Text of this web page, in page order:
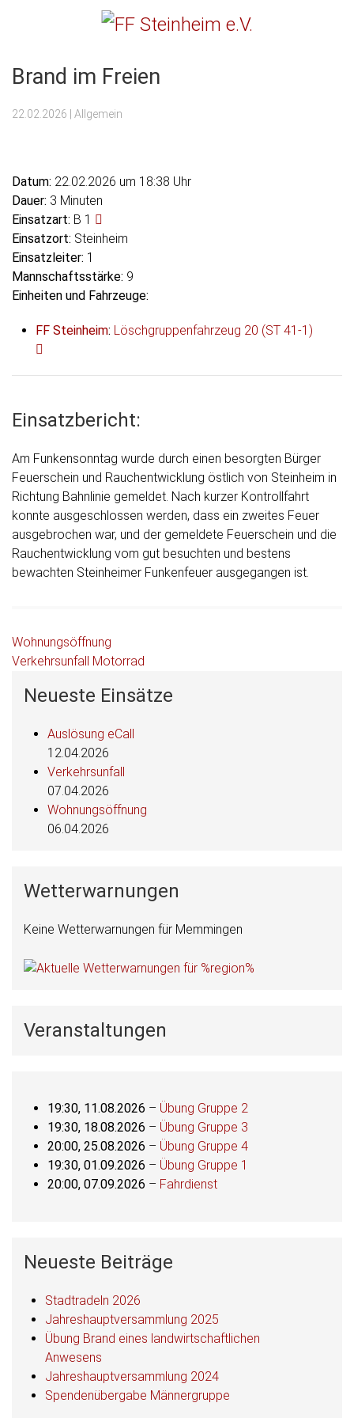
FF Steinheim e.V.
Brand im Freien
22.02.2026 | Allgemein
Datum: 22.02.2026 um 18:38 Uhr
Dauer: 3 Minuten
Einsatzart: B 1
Einsatzort: Steinheim
Einsatzleiter: 1
Mannschaftsstärke: 9
Einheiten und Fahrzeuge:
FF Steinheim: Löschgruppenfahrzeug 20 (ST 41-1)
Einsatzbericht:
Am Funkensonntag wurde durch einen besorgten Bürger
Feuerschein und Rauchentwicklung östlich von Steinheim in
Richtung Bahnlinie gemeldet. Nach kurzer Kontrollfahrt
konnte ausgeschlossen werden, dass ein zweites Feuer
ausgebrochen war, und der gemeldete Feuerschein und die
Rauchentwicklung vom gut besuchten und bestens
bewachten Steinheimer Funkenfeuer ausgegangen ist.
Beitragsnavigation
Wohnungsöffnung
Verkehrsunfall Motorrad
Neueste Einsätze
Auslösung eCall
12.04.2026
Verkehrsunfall
07.04.2026
Wohnungsöffnung
06.04.2026
Wetterwarnungen
Keine Wetterwarnungen für Memmingen
Veranstaltungen
19:30, 11.08.2026 – Übung Gruppe 2
19:30, 18.08.2026 – Übung Gruppe 3
20:00, 25.08.2026 – Übung Gruppe 4
19:30, 01.09.2026 – Übung Gruppe 1
20:00, 07.09.2026 – Fahrdienst
Neueste Beiträge
Stadtradeln 2026
Jahreshauptversammlung 2025
Übung Brand eines landwirtschaftlichen
Anwesens
Jahreshauptversammlung 2024
Spendenübergabe Männergruppe